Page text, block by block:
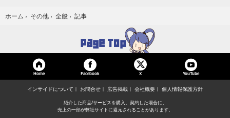
ホーム › その他 › 全般 › 記事
Home Facebook X YouTube
インサイドについて お問合せ 広告掲載 会社概要 個人情報保護方針
紹介した商品/サービスを購入、契約した場合に、
売上の一部が弊社サイトに還元されることがあります。